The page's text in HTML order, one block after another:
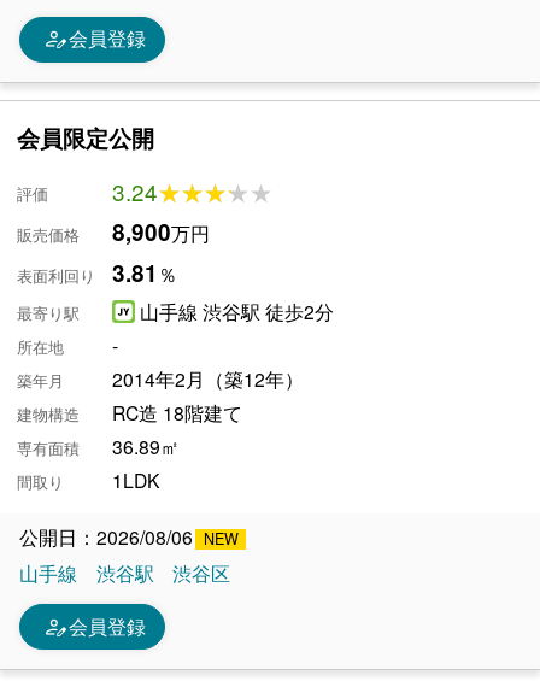
person_edit会員登録
会員限定公開
評価 3.24★★★★★
★★★★★
販売価格 8,900万円
表面利回り 3.81 ％
最寄り駅 山手線 渋谷駅 徒歩2分
所在地 -
築年月 2014年2月（築12年）
建物構造 RC造 18階建て
専有面積 36.89㎡
間取り 1LDK
公開日：2026/08/06
山手線
渋谷駅 渋谷区
person_edit会員登録